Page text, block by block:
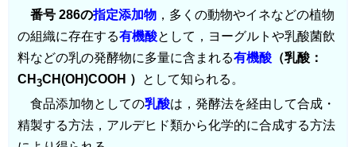
番号 286の指定添加物 ，多くの動物やイネなどの植物
の組織に存在する有機酸として，ヨーグルトや乳酸菌飲
料などの乳の発酵物に多量に含まれる有機酸 （乳酸：
CH 3CH(OH)COOH ）
として知られる。
食品添加物としての乳酸は，発酵法を経由して合成・
精製する方法，アルデヒド類から化学的に合成する方法